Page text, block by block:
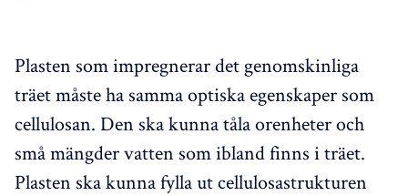
Plasten som impregnerar det genomskinliga
träet måste ha samma optiska egenskaper som
cellulosan. Den ska kunna tåla orenheter och
små mängder vatten som ibland finns i träet.
Plasten ska kunna fylla ut cellulosastrukturen